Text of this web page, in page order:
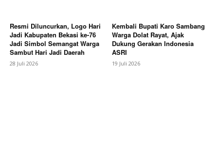
Resmi Diluncurkan, Logo Hari
Jadi Kabupaten Bekasi ke-76
Jadi Simbol Semangat Warga
Sambut Hari Jadi Daerah
28 Juli 2026
Kembali Bupati Karo Sambang
Warga Dolat Rayat, Ajak
Dukung Gerakan Indonesia
ASRI
19 Juli 2026